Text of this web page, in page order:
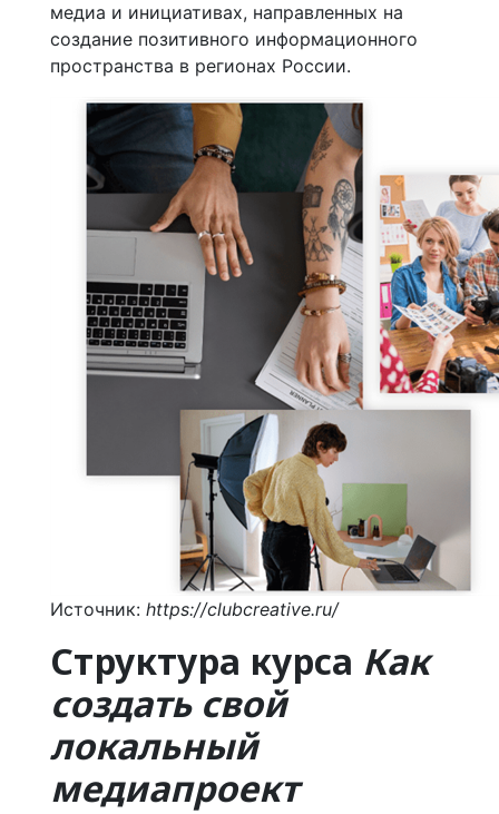
медиа и инициативах, направленных на
создание позитивного информационного
пространства в регионах России.
Источник: https://clubcreative.ru/
Структура курса Как
создать свой
локальный
медиапроект